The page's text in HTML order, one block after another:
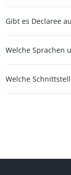
Gibt es Declaree
Welche Sprachen
Welche